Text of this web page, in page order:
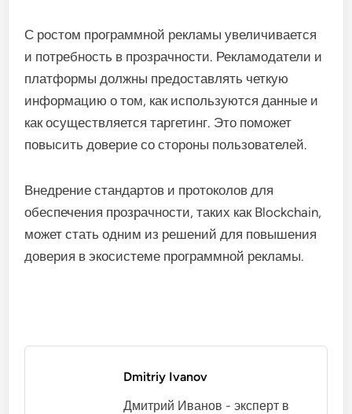
С ростом программной рекламы увеличивается
и потребность в прозрачности. Рекламодатели и
платформы должны предоставлять четкую
информацию о том, как используются данные и
как осуществляется таргетинг. Это поможет
повысить доверие со стороны пользователей.
Внедрение стандартов и протоколов для
обеспечения прозрачности, таких как Blockchain,
может стать одним из решений для повышения
доверия в экосистеме программной рекламы.
Dmitriy Ivanov
Дмитрий Иванов - эксперт в